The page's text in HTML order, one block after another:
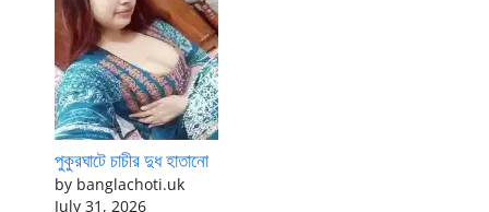
পুকুরঘাটে চাচীর দুধ হাতানো
by banglachoti.uk
July 31, 2026